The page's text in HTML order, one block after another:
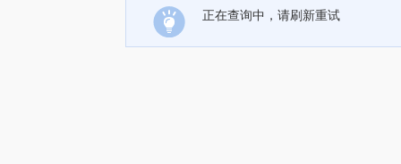
正在查询中，请刷新重试